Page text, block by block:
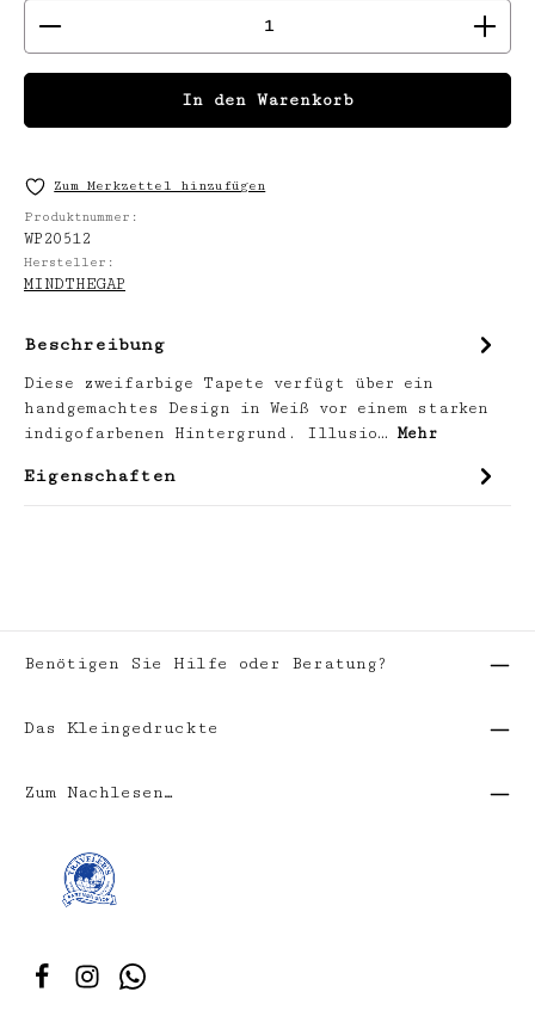
Produkt Anzahl: Gib den gewünschten
In den Warenkorb
Zum Merkzettel hinzufügen
Produktnummer:
WP20512
Hersteller:
MINDTHEGAP
Beschreibung
Diese zweifarbige Tapete verfügt über ein
handgemachtes Design in Weiß vor einem starken
indigofarbenen Hintergrund. Illusio… Mehr
Eigenschaften
Benötigen Sie Hilfe oder Beratung?
Das Kleingedruckte
Zum Nachlesen…